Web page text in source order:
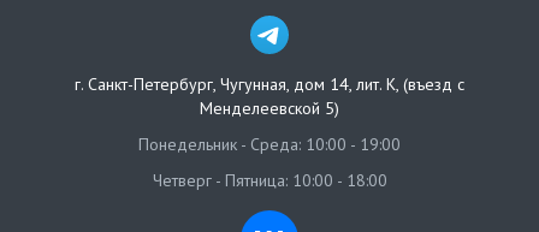
г. Санкт-Петербург, Чугунная, дом 14, лит. К, (въезд с
Менделеевской 5)
Понедельник - Среда: 10:00 - 19:00
Четверг - Пятница: 10:00 - 18:00